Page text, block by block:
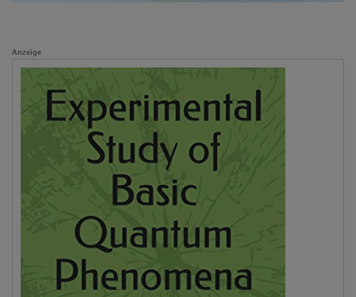
Anzeige